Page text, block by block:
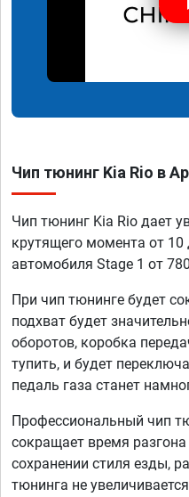
Чип тюнинг Kia Rio в
Чип тюнинг Kia Rio дает
крутящего момента от
автомобиля Stage 1 от
При чип тюнинге будет
подхват будет
оборотов, коробка
тупить, и будет
педаль газа станет
Профессиональный чип
сокращает время
сохранении стиля езды,
тюнинга не